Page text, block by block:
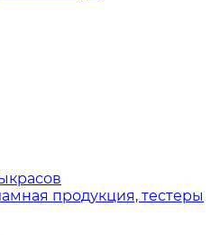
продукция, тестеры